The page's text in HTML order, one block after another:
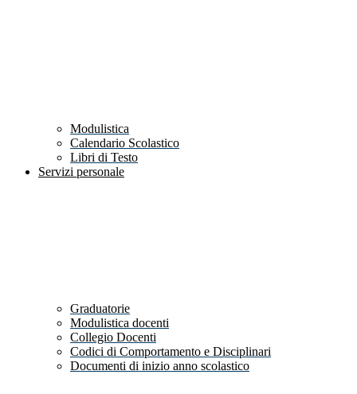
Modulistica
Calendario Scolastico
Libri di Testo
Servizi personale
Graduatorie
Modulistica docenti
Collegio Docenti
Codici di Comportamento e Disciplinari
Documenti di inizio anno scolastico